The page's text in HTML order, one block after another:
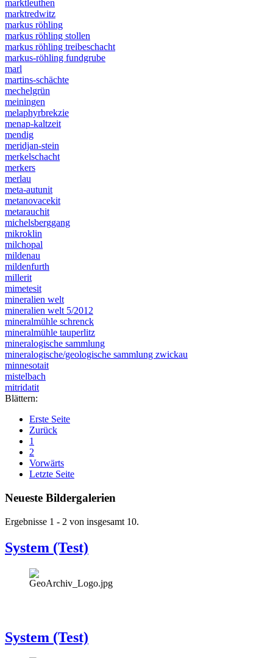
marktleuthen
marktredwitz
markus röhling
markus röhling stollen
markus röhling treibeschacht
markus-röhling fundgrube
marl
martins-schächte
mechelgrün
meiningen
melaphyrbrekzie
menap-kaltzeit
mendig
meridjan-stein
merkelschacht
merkers
merlau
meta-autunit
metanovacekit
metarauchit
michelsberggang
mikroklin
milchopal
mildenau
mildenfurth
millerit
mimetesit
mineralien welt
mineralien welt 5/2012
mineralmühle schrenck
mineralmühle tauperlitz
mineralogische sammlung
mineralogische/geologische sammlung zwickau
minnesotait
mistelbach
mitridatit
Blättern:
Erste Seite
Zurück
1
2
Vorwärts
Letzte Seite
Neueste Bildergalerien
Ergebnisse 1 - 2 von insgesamt 10.
System (Test)
System (Test)